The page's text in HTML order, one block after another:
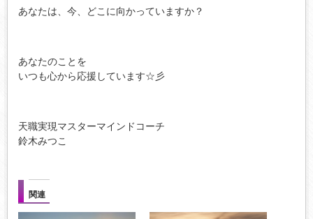
あなたは、今、どこに向かっていますか？
あなたのことを
いつも心から応援しています☆彡
天職実現マスターマインドコーチ
鈴木みつこ
関連